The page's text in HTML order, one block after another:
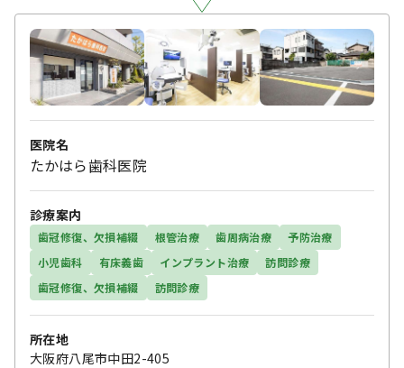
医院名
たかはら歯科医院
診療案内
歯冠修復、欠損補綴 根管治療 歯周病治療
予防治療
小児歯科
有床義歯 インプラント治療
訪問診療
歯冠修復、欠損補綴
訪問診療
所在地
大阪府八尾市中田2-405